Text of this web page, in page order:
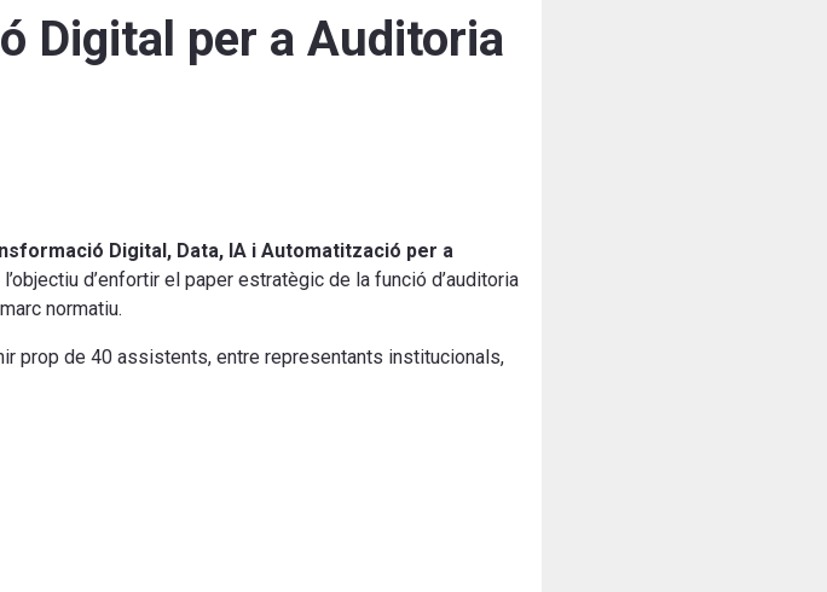
Digital per a Auditoria
Digital, Data, IA i Automatització per a
l’objectiu d’enfortir el paper estratègic de la funció d’auditoria
normatiu.
prop de 40 assistents, entre representants institucionals,